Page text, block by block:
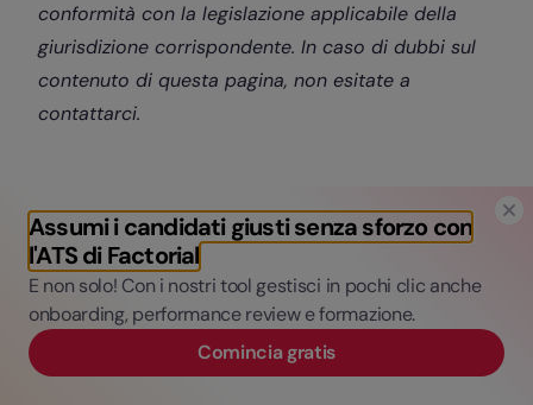
Assumi i candidati giusti senza sforzo con
l'ATS di Factorial
E non solo! Con i nostri tool gestisci in pochi clic anche
onboarding, performance review e formazione.
Comincia gratis
conformità con la legislazione applicabile della
giurisdizione corrispondente. In caso di dubbi sul
contenuto di questa pagina, non esitate a
contattarci.
Pietro Galvani
Pietro è Growth Marketing Manager di Factorial